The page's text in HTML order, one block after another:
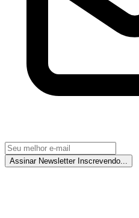
Assinar Newsletter Inscrevendo...